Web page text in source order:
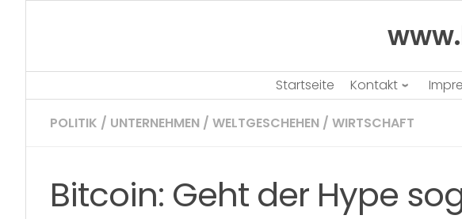
Startseite Kontakt
POLITIK / UNTERNEHMEN / WELTGESCHEHEN / WIRTSCHAFT
Bitcoin: Geht der Hype